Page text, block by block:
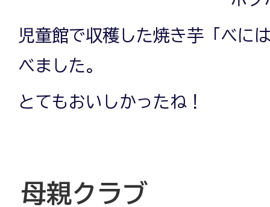
児童館で収穫した焼き芋「べに
べました。
とてもおいしかったね！
母親クラブ